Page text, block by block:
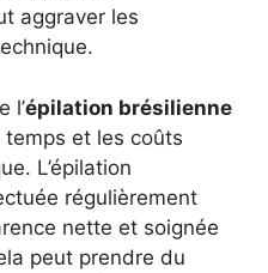
aggraver les
l’épilation brésilienne
temps et les coûts
L’épilation
régulièrement
nette et soignée
peut prendre du